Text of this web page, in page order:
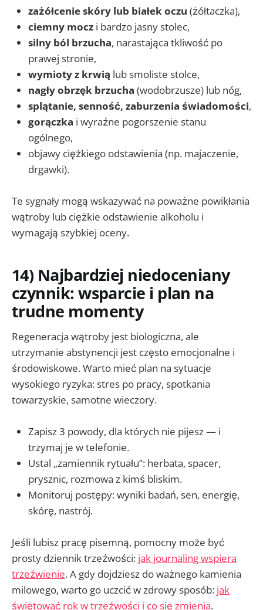
zażółcenie skóry lub białek oczu (żółtaczka),
ciemny mocz i bardzo jasny stolec,
silny ból brzucha, narastająca tkliwość po
prawej stronie,
wymioty z krwią lub smoliste stolce,
nagły obrzęk brzucha (wodobrzusze) lub nóg,
splątanie, senność, zaburzenia świadomości,
gorączka i wyraźne pogorszenie stanu
ogólnego,
objawy ciężkiego odstawienia (np. majaczenie,
drgawki).
Te sygnały mogą wskazywać na poważne powikłania
wątroby lub ciężkie odstawienie alkoholu i
wymagają szybkiej oceny.
14) Najbardziej niedoceniany
czynnik: wsparcie i plan na
trudne momenty
Regeneracja wątroby jest biologiczna, ale
utrzymanie abstynencji jest często emocjonalne i
środowiskowe. Warto mieć plan na sytuacje
wysokiego ryzyka: stres po pracy, spotkania
towarzyskie, samotne wieczory.
Zapisz 3 powody, dla których nie pijesz — i
trzymaj je w telefonie.
Ustal „zamiennik rytuału”: herbata, spacer,
prysznic, rozmowa z kimś bliskim.
Monitoruj postępy: wyniki badań, sen, energię,
skórę, nastrój.
Jeśli lubisz pracę pisemną, pomocny może być
prosty dziennik trzeźwości: jak journaling wspiera
trzeźwienie. A gdy dojdziesz do ważnego kamienia
milowego, warto go uczcić w zdrowy sposób: jak
świętować rok w trzeźwości i co się zmienia.